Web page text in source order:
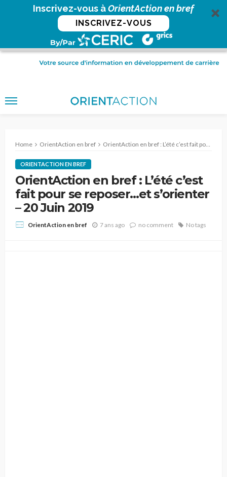
Inscrivez-vous àOrientAction en bref
INSCRIVEZ-VOUS
Home OrientAction en bref OrientAction en bref : L’été c’est fait pour se reposer…et s’orienter – 20 Juin 2019
ORIENTACTION EN BREF
OrientAction en bref : L’été c’est
fait pour se reposer…et s’orienter
– 20 Juin 2019
OrientAction en bref 7 ans ago no comment No tags